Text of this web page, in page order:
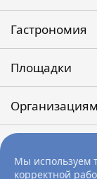
Мы используем
корректной
Гастрономия
Площадки
Организациям